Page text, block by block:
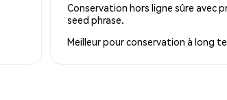
Conservation hors ligne sûre avec
seed phrase.
Meilleur pourconservation à long